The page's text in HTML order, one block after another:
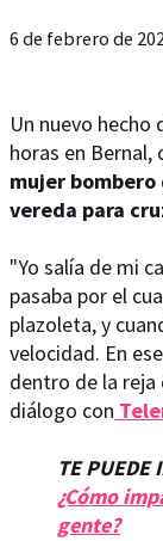
6 de febrero de
Un nuevo
horas en
mujer bombero
vereda para
"Yo salía de mi
pasaba por el
plazoleta, y
velocidad. En
dentro de la reja
diálogo con
TE PUEDE
¿Cómo
gente?